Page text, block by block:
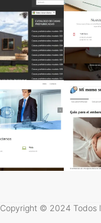
Copyright © 2024 Todos